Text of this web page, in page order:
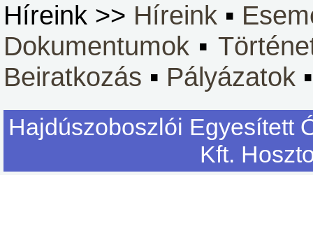
Híreink >> Híreink ▪
Dokumentumok ▪
Beiratkozás ▪ Pályázatok
Hajdúszoboszlói Egyesített
Kft.